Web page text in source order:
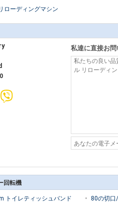
ローディングマシン
私達に直接お
回転機
トイレティッシュバンド 80の切口